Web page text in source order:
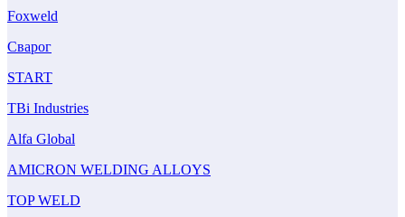
Foxweld
Сварог
START
TBi Industries
Alfa Global
AMICRON WELDING ALLOYS
TOP WELD